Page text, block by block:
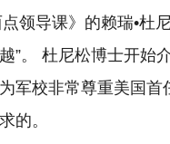
领导课》的赖瑞•杜
”。 杜尼松博士开始
军校非常尊重美国
的。